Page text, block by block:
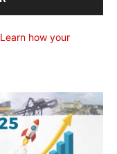
Learn how your